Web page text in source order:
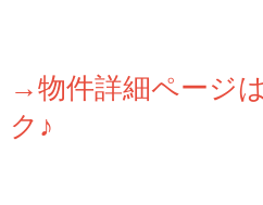
→物件詳細ページ
ク♪